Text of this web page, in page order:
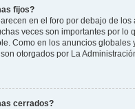
fijos?
en el foro por debajo de
veces son importantes por lo
Como en los anuncios globales
otorgados por La
cerrados?